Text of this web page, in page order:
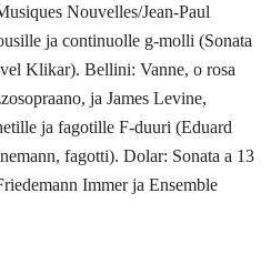
Nouvelles/Jean-Paul
ja continuolle g-molli (Sonata
Klikar). Bellini: Vanne, o rosa
ja James Levine,
ja fagotille F-duuri (Eduard
fagotti). Dolar: Sonata a 13
Immer ja Ensemble